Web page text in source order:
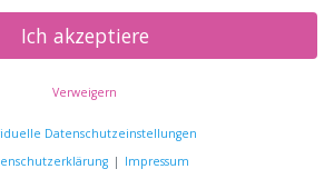
Ich akzeptiere
Verweigern
Datenschutzeinstellungen
Impressum